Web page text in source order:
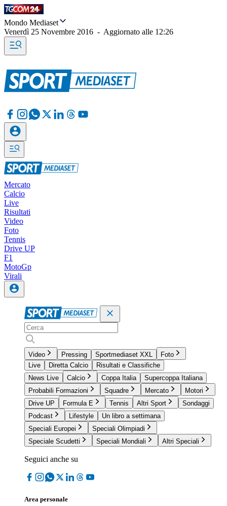
Mondo Mediaset
Venerdì 25 Novembre 2016 - Aggiornato alle 12:26
Mercato
Calcio
Live
Risultati
Video
Foto
Tennis
Drive UP
F1
MotoGp
Virali
Video Pressing Sportmediaset XXL
Foto
Live
Diretta Calcio
Risultati e Classifiche
News Live
Calcio Coppa Italia
Supercoppa Italiana
Probabili Formazioni
Squadre Mercato
Motori
Drive UP
Formula E Tennis Altri Sport
Sondaggi
Podcast
Lifestyle
Un libro a settimana
Speciali Europei
Speciali Olimpiadi
Speciale Scudetti
Speciali Mondiali Altri Speciali
Seguici anche su
Area personale